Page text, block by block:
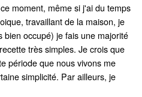
moment, même si j'ai du temps
travaillant de la maison, je
bien occupé) je fais une majorité
très simples. Je crois que
période que nous vivons me
simplicité. Par ailleurs, je